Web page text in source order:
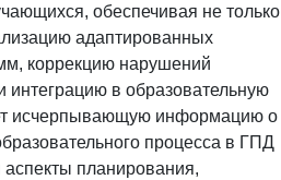
обеспечивая не только
адаптированных
коррекцию нарушений
интеграцию в образовательную
исчерпывающую информацию о
процесса в ГПД
планирования,